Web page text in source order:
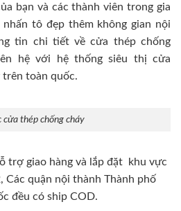
bạn và các thành viên trong gia
tô đẹp thêm không gian nội
tin chi tiết về cửa thép chống
hệ với hệ thống siêu thị cửa
trên toàn quốc.
cửa thép chống cháy
trợ giao hàng và lắp đặt khu vực
Các quận nội thành Thành phố
đều có ship COD.